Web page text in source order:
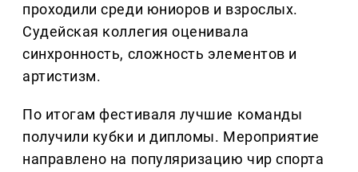
проходили среди юниоров и взрослых.
Судейская коллегия оценивала
синхронность, сложность элементов и
артистизм.
По итогам фестиваля лучшие команды
получили кубки и дипломы. Мероприятие
направлено на популяризацию чир спорта